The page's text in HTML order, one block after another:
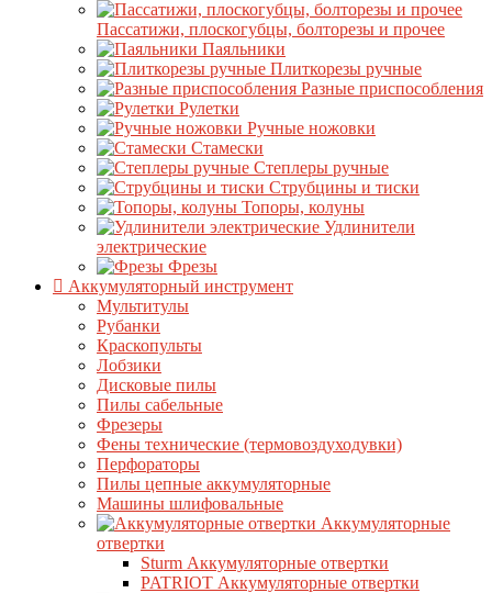
Пассатижи, плоскогубцы, болторезы и прочее
Паяльники
Плиткорезы ручные
Разные приспособления
Рулетки
Ручные ножовки
Стамески
Степлеры ручные
Струбцины и тиски
Топоры, колуны
Удлинители
электрические
Фрезы
Аккумуляторный инструмент
Мультитулы
Рубанки
Краскопульты
Лобзики
Дисковые пилы
Пилы сабельные
Фрезеры
Фены технические (термовоздуходувки)
Перфораторы
Пилы цепные аккумуляторные
Машины шлифовальные
Аккумуляторные
отвертки
Sturm Аккумуляторные отвертки
PATRIOT Аккумуляторные отвертки